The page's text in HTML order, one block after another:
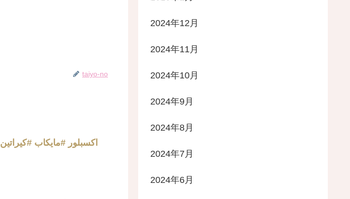
taiyo-no
زوين لتساقط الشعو #اكسبلور #مايكاب #skincare #اكسبلور #مايكاب #كيراتين
2024年12月
2024年11月
2024年10月
2024年9月
2024年8月
2024年7月
2024年6月